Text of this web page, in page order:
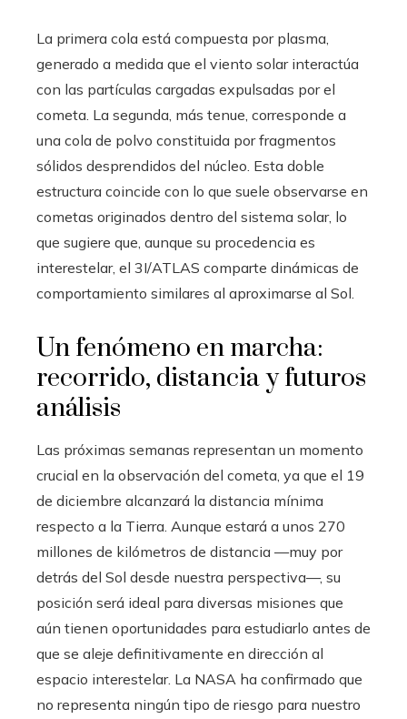
La primera cola está compuesta por plasma,
generado a medida que el viento solar interactúa
con las partículas cargadas expulsadas por el
cometa. La segunda, más tenue, corresponde a
una cola de polvo constituida por fragmentos
sólidos desprendidos del núcleo. Esta doble
estructura coincide con lo que suele observarse en
cometas originados dentro del sistema solar, lo
que sugiere que, aunque su procedencia es
interestelar, el 3I/ATLAS comparte dinámicas de
comportamiento similares al aproximarse al Sol.
Un fenómeno en marcha:
recorrido, distancia y futuros
análisis
Las próximas semanas representan un momento
crucial en la observación del cometa, ya que el 19
de diciembre alcanzará la distancia mínima
respecto a la Tierra. Aunque estará a unos 270
millones de kilómetros de distancia —muy por
detrás del Sol desde nuestra perspectiva—, su
posición será ideal para diversas misiones que
aún tienen oportunidades para estudiarlo antes de
que se aleje definitivamente en dirección al
espacio interestelar. La NASA ha confirmado que
no representa ningún tipo de riesgo para nuestro